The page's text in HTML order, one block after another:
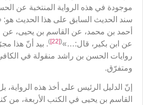
موجودة في هذه الرواية المنتخبة عن
سند الحديث السابق على هذا الحديث
أحمد بن محمد، عن القاسم بن يحيى،
عن ابن بكير، قال:…»(
[22]
). بيد أنّ هذا
روايات الحسن بن راشد منقولة في
ومتفرّق.
إنّ الدليل الرئيس على أخذ هذه الرواية،
القاسم بن يحيى في الكتب الأربعة، من